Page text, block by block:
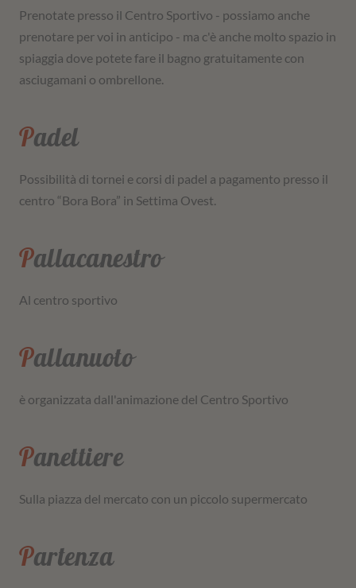
Prenotate presso il Centro Sportivo - possiamo anche
prenotare per voi in anticipo - ma c'è anche molto spazio in
spiaggia dove potete fare il bagno gratuitamente con
asciugamani o ombrellone.
Padel
Possibilità di tornei e corsi di padel a pagamento presso il
centro “Bora Bora” in Settima Ovest.
Pallacanestro
Al centro sportivo
Pallanuoto
è organizzata dall'animazione del Centro Sportivo
Panettiere
Sulla piazza del mercato con un piccolo supermercato
Partenza